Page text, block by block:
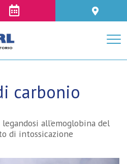
carbonio
all’emoglobina del
di intossicazione